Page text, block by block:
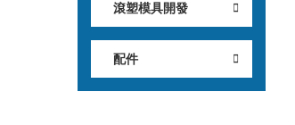
滾塑模具開發
配件